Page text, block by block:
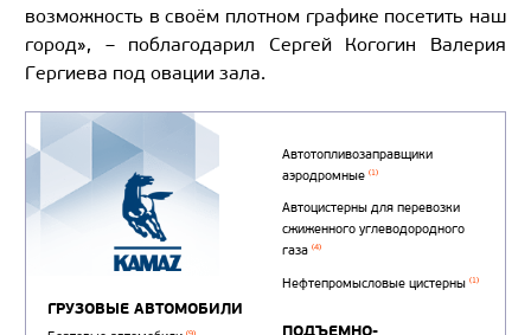
возможность в своём плотном графике посетить наш
город», – поблагодарил Сергей Когогин Валерия
Гергиева под овации зала.